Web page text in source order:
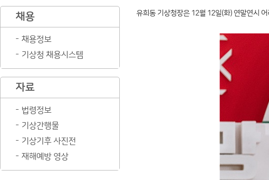
채용
채용정보
기상청 채용시스템
자료
법령정보
기상간행물
기상기후 사진전
재해예방 영상
유희동 기상청장은 12월 12일(화) 연말연시